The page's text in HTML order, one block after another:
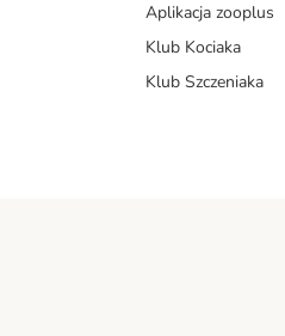
Aplikacja zooplus
Klub Kociaka
Klub Szczeniaka